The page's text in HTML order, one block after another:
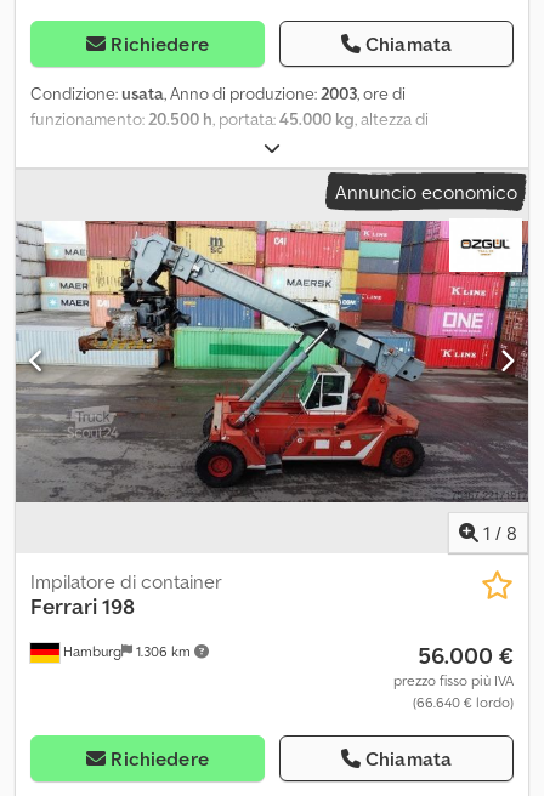
Richiedere Chiamata
Condizione:usata, Anno di produzione: 2003, ore di
funzionamento: 20.500 h , portata:45.000 kg , altezza di
, tipo di carburante:
costruzione:4.800 mm, tipo di ingranaggio:automatico,
cabina, protezione testa, 2X disponibili,
ubicazione tra Monaco e Norimberga Visione e ritiro a Monaco
nelle vicinanze Tutte le ispezioni sono state effettuate, in buone
condizioni Csdpfx Aszfylhspyerf Motore Volvo 174 kW Visione solo
su appuntamento F 365 Ferrari Larghezza anteriore: 4250 mm
Posteriore: 3360 mm Lunghezza telaio: 8600 mm Altezza totale:
4700 mm Altezza telaio: 3660 mm A - Bock Peso: 65600 kg ? 9500
kg spreader ? 8500 kg montante Peso telaio: 47600 kg Massa di
trasporto-peso
Annuncio economico
1 / 8
Hamburg 1.306 km
Impilatore di container
Ferrari198
56.000 €
prezzo fisso più IVA
(66.640 € lordo)
Richiedere Chiamata